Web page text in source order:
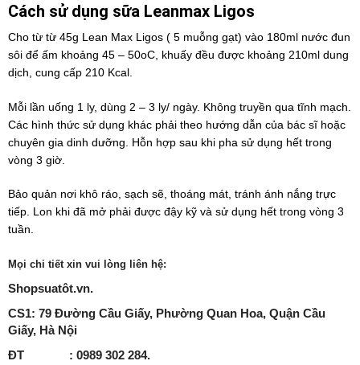
Cách sử dụng sữa Leanmax Ligos
Cho từ từ 45g Lean Max Ligos ( 5 muỗng gạt) vào 180ml nước đun
sôi để ấm khoảng 45 – 50oC, khuấy đều được khoảng 210ml dung
dịch, cung cấp 210 Kcal.
Mỗi lần uống 1 ly, dùng 2 – 3 ly/ ngày. Không truyền qua tĩnh mạch.
Các hình thức sử dụng khác phải theo hướng dẫn của bác sĩ hoặc
chuyên gia dinh dưỡng. Hỗn hợp sau khi pha sử dụng hết trong
vòng 3 giờ.
Bảo quản nơi khô ráo, sạch sẽ, thoáng mát, tránh ánh nắng trực
tiếp. Lon khi đã mở phải được đậy kỹ và sử dụng hết trong vòng 3
tuần.
Mọi chi tiết xin vui lòng liên hệ:
Shopsuatôt.vn.
CS1: 79 Đường Cầu Giấy, Phường Quan Hoa, Quận Cầu
Giấy, Hà Nội
ĐT : 0989 302 284.